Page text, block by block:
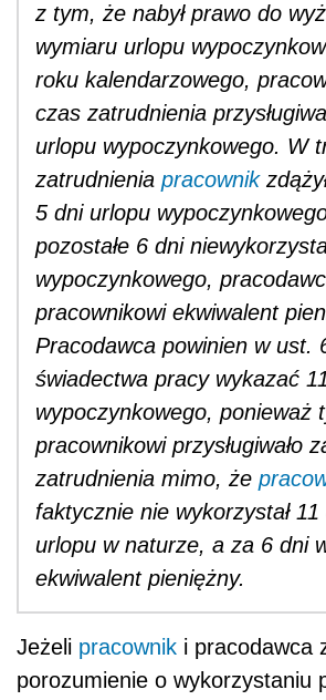
z tym, że nabył prawo do
wymiaru urlopu
roku kalendarzowego,
czas zatrudnienia
urlopu wypoczynkowego. W
zatrudnienia pracownik
5 dni urlopu
pozostałe 6 dni
wypoczynkowego,
pracownikowi ekwiwalent
Pracodawca powinien w ust.
świadectwa pracy wykazać
wypoczynkowego, ponieważ
pracownikowi przysługiwało
zatrudnienia mimo, że
faktycznie nie wykorzystał
urlopu w naturze, a za 6 dni
ekwiwalent pieniężny.
Jeżeli pracownik i pracodawca
porozumienie o wykorzystaniu